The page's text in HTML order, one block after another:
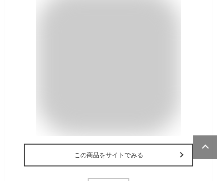
この商品をサイトでみる